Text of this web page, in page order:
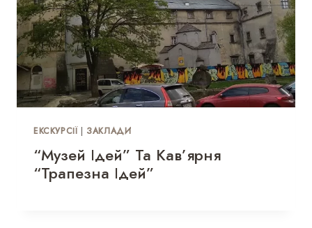
ЕКСКУРСІЇ| ЗАКЛАДИ
“Музей Ідей” Та Кав’ярня
“Трапезна Ідей”